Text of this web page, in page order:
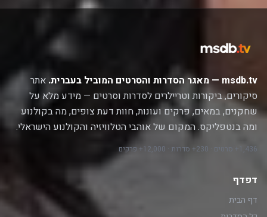
msdb.tv — מאגר הסדרות והסרטים המוביל בעברית.
אתר
סיקורים, ביקורות וטריילרים לסדרות וסרטים — מידע מלא על
שחקנים, במאים, פרקים ועונות, חוות דעת צופים, מה בקולנוע
ומה בנטפליקס. המקום של אוהבי הטלוויזיה והקולנוע הישראלי.
1,436+ סרטים · 230+ סדרות · 12,000+ פרקים
דפדף
דף הבית